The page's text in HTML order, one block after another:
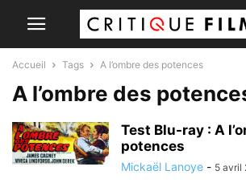
Accueil Tags A l’ombre des potences
A l’ombre des
Test Blu-ray : A
potences
Mickaël Lanoye - 5 avril